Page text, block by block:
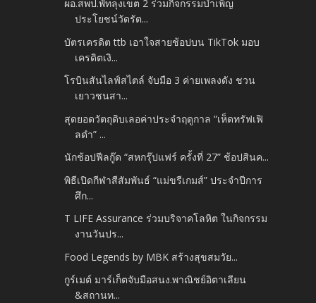
ผอ.สพป.พัทลุงเขต 2 ร่วมกิจกรรมบำเพ็ญ
ประโยชน์วัดรัต...
บัตรเครดิต ttb เอาใจสายช้อปบน TikTok มอบ
เครดิตเงิ...
โรบินสันไลฟ์สไตล์ จับมือ 3 ค่ายเพลงดัง ชวน
เยาวชนสา...
สุดยอดวัตถุดิบเลอค่าประจำฤดูกาล “เห็ดทรัฟเฟิ
ลดำ” ...
นักช้อปฟีลกู๊ด “สหกรุ๊ปแฟร์ ครั้งที่ 27” ช้อปสินค...
พิธีเปิดกีฬาสีสัมพันธ์ “แม่ขรีเกมส์” ประจำปีการ
ศึก...
T LIFE Assurance ร่วมบริจาคโลหิต ในกิจกรรม
งานวันปร...
Food Legends by MBK สร้างสุขสมวัย...
กูร์เมต์ มาร์เก็ตจับมือสนง.พาณิชย์อิตาเลียน
&สถานท...